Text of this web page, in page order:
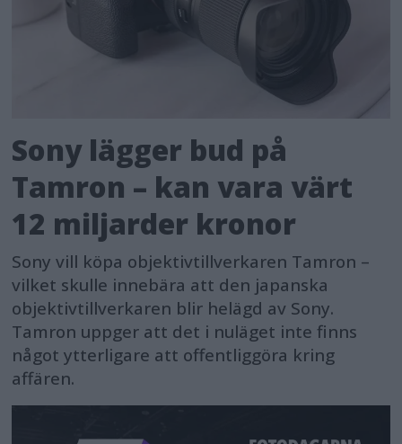
Sony lägger bud på
Tamron – kan vara värt
12 miljarder kronor
Sony vill köpa objektivtillverkaren Tamron –
vilket skulle innebära att den japanska
objektivtillverkaren blir helägd av Sony.
Tamron uppger att det i nuläget inte finns
något ytterligare att offentliggöra kring
affären.